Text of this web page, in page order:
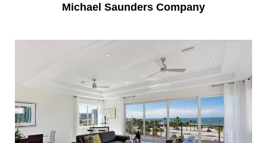
Michael Saunders Company